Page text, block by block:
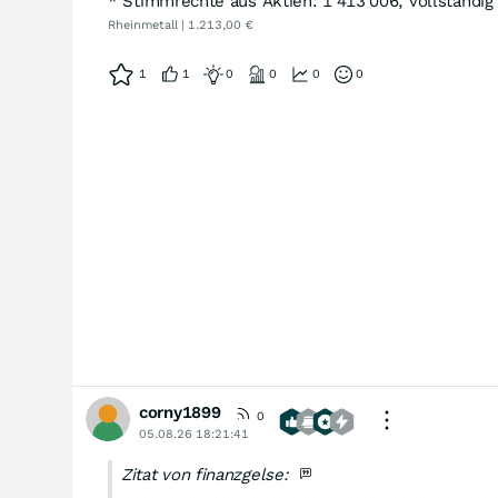
Rheinmetall | 1.213,00 €
1 1 0 0 0 0
corny1899
0
05.08.26 18:21:41
Zitat von finanzgelse: